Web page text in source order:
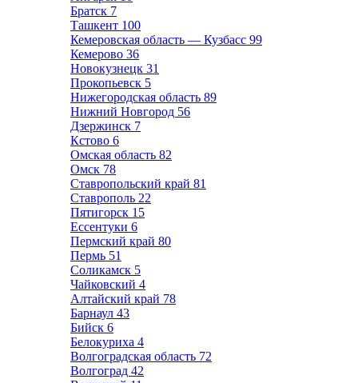
Братск 7
Ташкент 100
Кемеровская область — Кузбасс 99
Кемерово 36
Новокузнецк 31
Прокопьевск 5
Нижегородская область 89
Нижний Новгород 56
Дзержинск 7
Кстово 6
Омская область 82
Омск 78
Ставропольский край 81
Ставрополь 22
Пятигорск 15
Ессентуки 6
Пермский край 80
Пермь 51
Соликамск 5
Чайковский 4
Алтайский край 78
Барнаул 43
Бийск 6
Белокуриха 4
Волгоградская область 72
Волгоград 42